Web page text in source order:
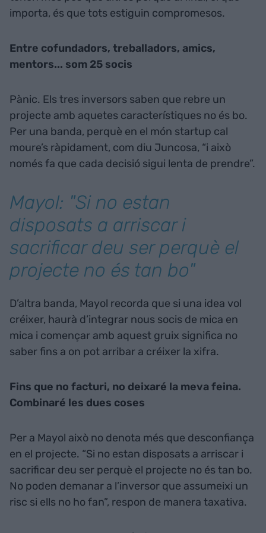
importa, és que tots estiguin compromesos.
Entre cofundadors, treballadors, amics,
mentors... som 25 socis
Pànic. Els tres inversors saben que rebre un
projecte amb aquetes característiques no és bo.
Per una banda, perquè en el món startup cal
moure’s ràpidament, com diu Juncosa, “i això
només fa que cada decisió sigui lenta de prendre”.
Mayol: "Si no estan
disposats a arriscar i
sacrificar deu ser perquè el
projecte no és tan bo"
D’altra banda, Mayol recorda que si una idea vol
créixer, haurà d’integrar nous socis de mica en
mica i començar amb aquest gruix significa no
saber fins a on pot arribar a créixer la xifra.
Fins que no facturi, no deixaré la meva feina.
Combinaré les dues coses
Per a Mayol això no denota més que desconfiança
en el projecte. “Si no estan disposats a arriscar i
sacrificar deu ser perquè el projecte no és tan bo.
No poden demanar a l’inversor que assumeixi un
risc si ells no ho fan”, respon de manera taxativa.